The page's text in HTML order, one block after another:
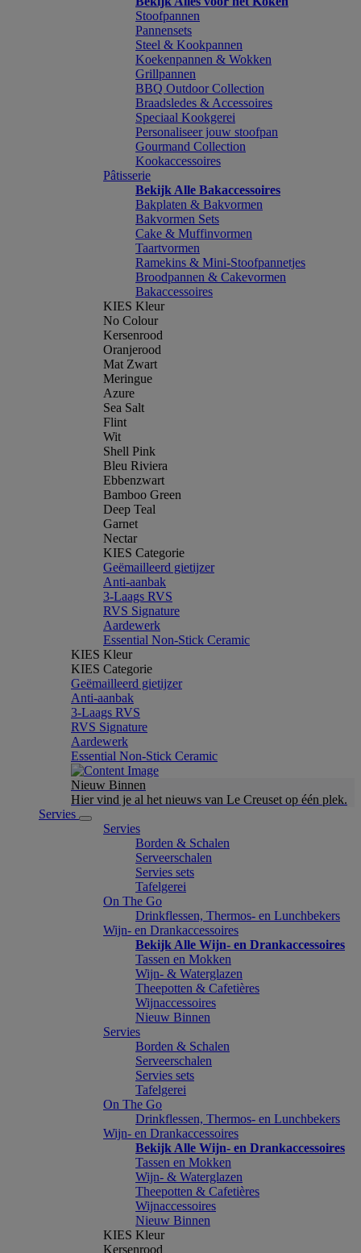
Stoofpannen
Pannensets
Steel & Kookpannen
Koekenpannen & Wokken
Grillpannen
BBQ Outdoor Collection
Braadsledes & Accessoires
Speciaal Kookgerei
Personaliseer jouw stoofpan
Gourmand Collection
Kookaccessoires
Pâtisserie
Bekijk Alle Bakaccessoires
Bakplaten & Bakvormen
Bakvormen Sets
Cake & Muffinvormen
Taartvormen
Ramekins & Mini-Stoofpannetjes
Broodpannen & Cakevormen
Bakaccessoires
KIES Kleur
No Colour
Kersenrood
Oranjerood
Mat Zwart
Meringue
Azure
Sea Salt
Flint
Wit
Shell Pink
Bleu Riviera
Ebbenzwart
Bamboo Green
Deep Teal
Garnet
Nectar
KIES Categorie
Geëmailleerd gietijzer
Anti-aanbak
3-Laags RVS
RVS Signature
Aardewerk
Essential Non-Stick Ceramic
KIES Kleur
KIES Categorie
Geëmailleerd gietijzer
Anti-aanbak
3-Laags RVS
RVS Signature
Aardewerk
Essential Non-Stick Ceramic
Nieuw Binnen
Hier vind je al het nieuws van Le Creuset op één plek.
Servies
Servies
Borden & Schalen
Serveerschalen
Servies sets
Tafelgerei
On The Go
Drinkflessen, Thermos- en Lunchbekers
Wijn- en Drankaccessoires
Bekijk Alle Wijn- en Drankaccessoires
Tassen en Mokken
Wijn- & Waterglazen
Theepotten & Cafetières
Wijnaccessoires
Nieuw Binnen
Servies
Borden & Schalen
Serveerschalen
Servies sets
Tafelgerei
On The Go
Drinkflessen, Thermos- en Lunchbekers
Wijn- en Drankaccessoires
Bekijk Alle Wijn- en Drankaccessoires
Tassen en Mokken
Wijn- & Waterglazen
Theepotten & Cafetières
Wijnaccessoires
Nieuw Binnen
KIES Kleur
Kersenrood